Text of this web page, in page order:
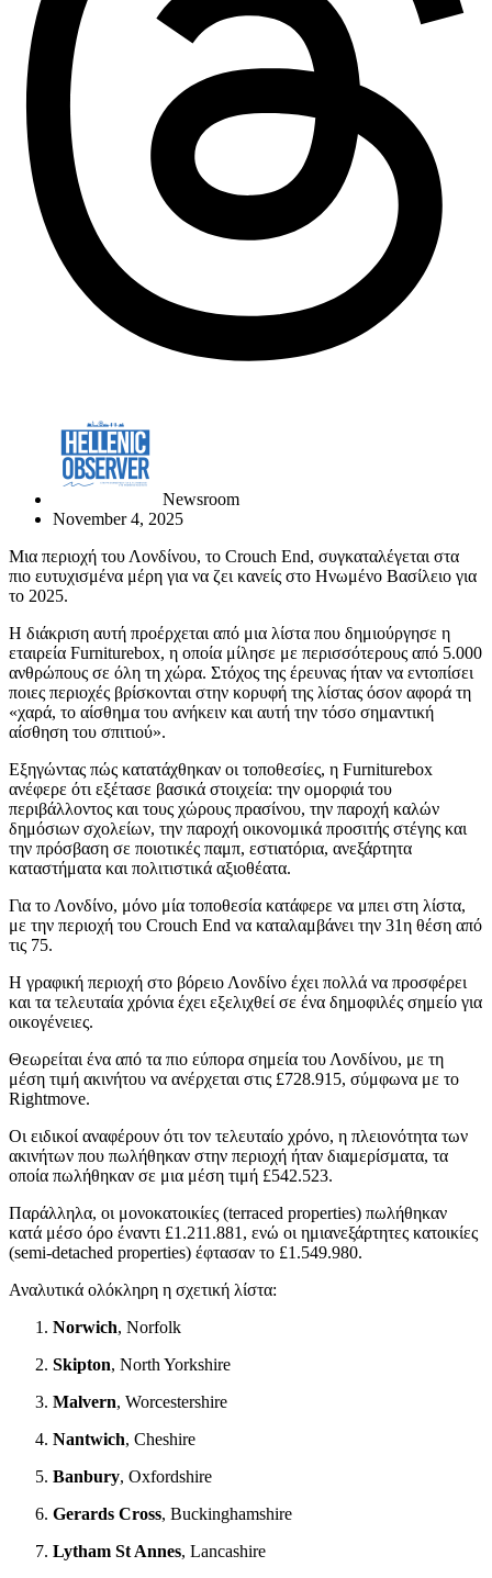
Newsroom
November 4, 2025
Μια περιοχή του Λονδίνου, το Crouch End, συγκαταλέγεται στα
πιο ευτυχισμένα μέρη για να ζει κανείς στο Ηνωμένο Βασίλειο για
το 2025.
Η διάκριση αυτή προέρχεται από μια λίστα που δημιούργησε η
εταιρεία Furniturebox, η οποία μίλησε με περισσότερους από 5.000
ανθρώπους σε όλη τη χώρα. Στόχος της έρευνας ήταν να εντοπίσει
ποιες περιοχές βρίσκονται στην κορυφή της λίστας όσον αφορά τη
«χαρά, το αίσθημα του ανήκειν και αυτή την τόσο σημαντική
αίσθηση του σπιτιού».
Εξηγώντας πώς κατατάχθηκαν οι τοποθεσίες, η Furniturebox
ανέφερε ότι εξέτασε βασικά στοιχεία: την ομορφιά του
περιβάλλοντος και τους χώρους πρασίνου, την παροχή καλών
δημόσιων σχολείων, την παροχή οικονομικά προσιτής στέγης και
την πρόσβαση σε ποιοτικές παμπ, εστιατόρια, ανεξάρτητα
καταστήματα και πολιτιστικά αξιοθέατα.
Για το Λονδίνο, μόνο μία τοποθεσία κατάφερε να μπει στη λίστα,
με την περιοχή του Crouch End να καταλαμβάνει την 31η θέση από
τις 75.
Η γραφική περιοχή στο βόρειο Λονδίνο έχει πολλά να προσφέρει
και τα τελευταία χρόνια έχει εξελιχθεί σε ένα δημοφιλές σημείο για
οικογένειες.
Θεωρείται ένα από τα πιο εύπορα σημεία του Λονδίνου, με τη
μέση τιμή ακινήτου να ανέρχεται στις £728.915, σύμφωνα με το
Rightmove.
Οι ειδικοί αναφέρουν ότι τον τελευταίο χρόνο, η πλειονότητα των
ακινήτων που πωλήθηκαν στην περιοχή ήταν διαμερίσματα, τα
οποία πωλήθηκαν σε μια μέση τιμή £542.523.
Παράλληλα, οι μονοκατοικίες (terraced properties) πωλήθηκαν
κατά μέσο όρο έναντι £1.211.881, ενώ οι ημιανεξάρτητες κατοικίες
(semi-detached properties) έφτασαν το £1.549.980.
Αναλυτικά ολόκληρη η σχετική λίστα:
Norwich, Norfolk
Skipton, North Yorkshire
Malvern, Worcestershire
Nantwich, Cheshire
Banbury, Oxfordshire
Gerards Cross, Buckinghamshire
Lytham St Annes, Lancashire